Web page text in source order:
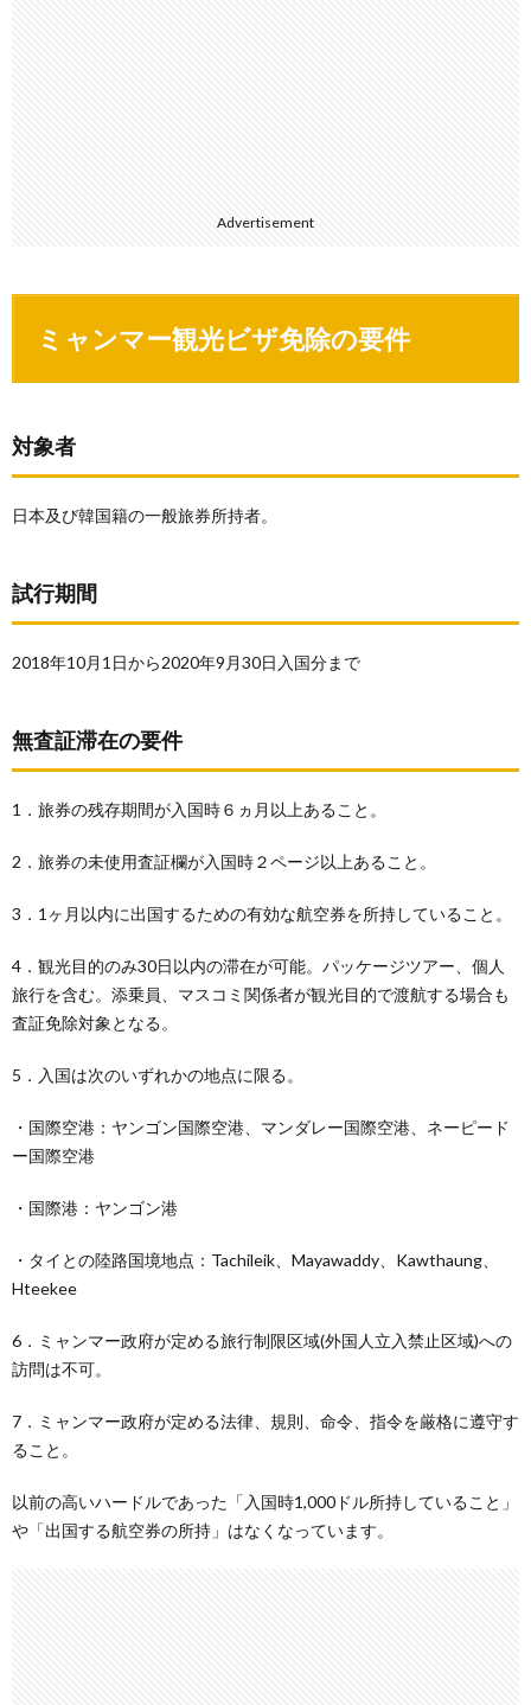
Advertisement
ミャンマー観光ビザ免除の要件
対象者
日本及び韓国籍の一般旅券所持者。
試行期間
2018年10月1日から2020年9月30日入国分まで
無査証滞在の要件
1．旅券の残存期間が入国時６ヵ月以上あること。
2．旅券の未使用査証欄が入国時２ページ以上あること。
3．1ヶ月以内に出国するための有効な航空券を所持していること。
4．観光目的のみ30日以内の滞在が可能。パッケージツアー、個人
旅行を含む。添乗員、マスコミ関係者が観光目的で渡航する場合も
査証免除対象となる。
5．入国は次のいずれかの地点に限る。
・国際空港：ヤンゴン国際空港、マンダレー国際空港、ネーピード
ー国際空港
・国際港：ヤンゴン港
・タイとの陸路国境地点：Tachileik、Mayawaddy、Kawthaung、
Hteekee
6．ミャンマー政府が定める旅行制限区域(外国人立入禁止区域)への
訪問は不可。
7．ミャンマー政府が定める法律、規則、命令、指令を厳格に遵守す
ること。
以前の高いハードルであった「入国時1,000ドル所持していること」
や「出国する航空券の所持」はなくなっています。